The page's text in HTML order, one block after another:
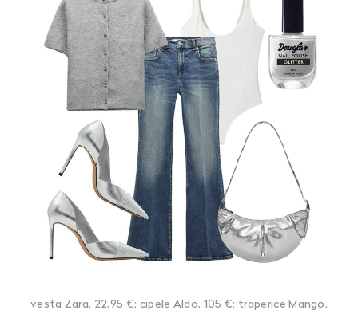
vesta Zara, 22,95 €; cipele Aldo, 105 €; traperice Mango,